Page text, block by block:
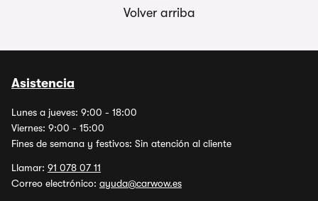
Volver arriba
Asistencia
Lunes a jueves: 9:00 - 18:00
Viernes: 9:00 - 15:00
Fines de semana y festivos: Sin atención al cliente
Llamar: 91 078 07 11
Correo electrónico: ayuda@carwow.es